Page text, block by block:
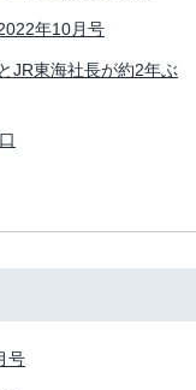
年10月号
JR東海社長が約2年ぶ
号